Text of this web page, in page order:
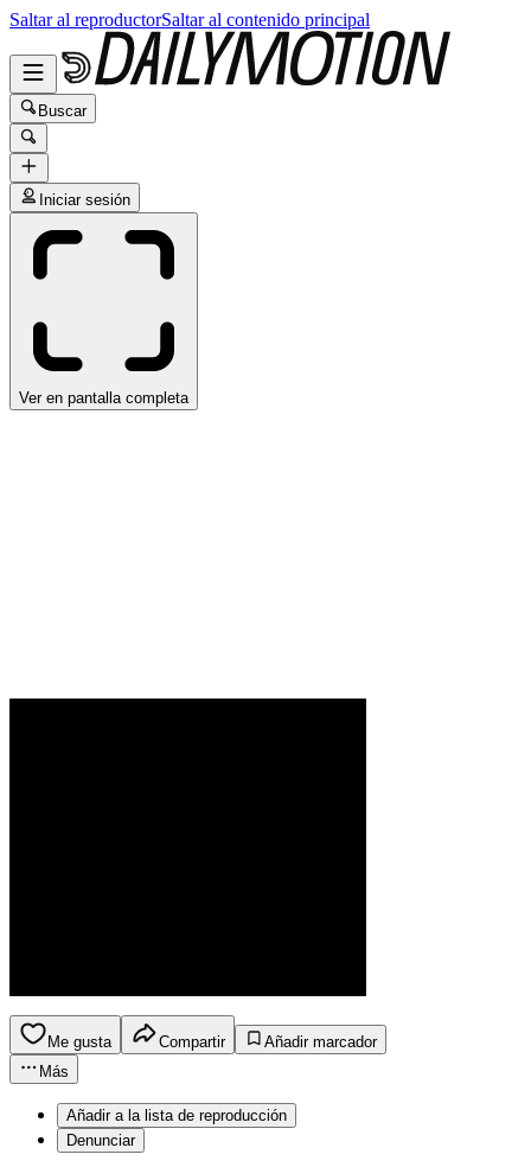
Saltar al reproductorSaltar al contenido principal
Buscar
Iniciar sesión
Ver en pantalla completa
Me gusta Compartir
Añadir marcador
Más
Añadir a la lista de reproducción
Denunciar